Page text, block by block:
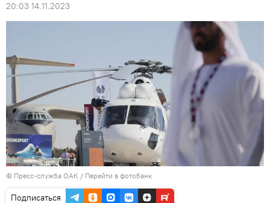
20:03 14.11.2023
© Пресс-служба ОАК / Перейти в фотобанк
Подписаться